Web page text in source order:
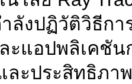
ลังปฏิวัติวิธีก
ะแอปพลิเคชัน
ละประสิทธิภา